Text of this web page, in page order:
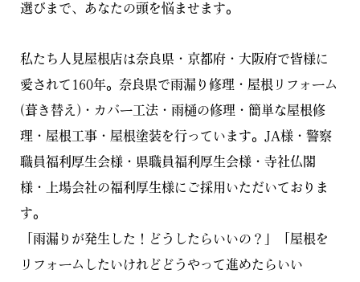
選びまで、あなたの頭を悩ませます。
私たち人見屋根店は奈良県・京都府・大阪府で皆様に
愛されて160年。奈良県で雨漏り修理・屋根リフォーム
(葺き替え)・カバー工法・雨樋の修理・簡単な屋根修
理・屋根工事・屋根塗装を行っています。JA様・警察
職員福利厚生会様・県職員福利厚生会様・寺社仏閣
様・上場会社の福利厚生様にご採用いただいておりま
す。
「雨漏りが発生した！どうしたらいいの？」「屋根を
リフォームしたいけれどどうやって進めたらいい